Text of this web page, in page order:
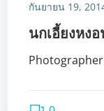
กันยายน 19,
นกเอี้ยงหง